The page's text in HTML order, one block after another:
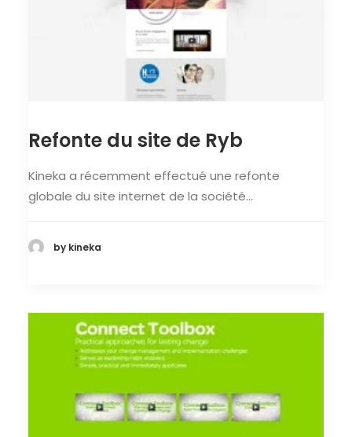
Refonte du site de Ryb
Kineka a récemment effectué une refonte
globale du site internet de la société…
by kineka